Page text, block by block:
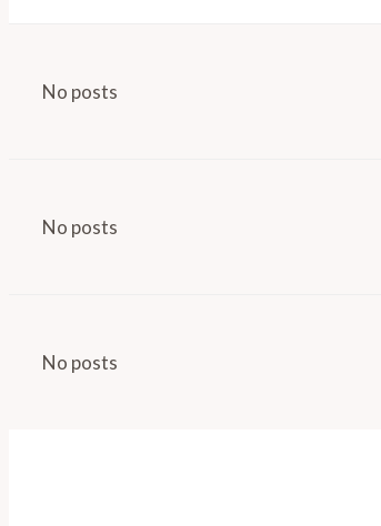
No posts
No posts
No posts